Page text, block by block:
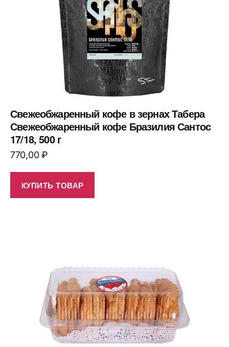
Свежеобжаренный кофе в зернах Табера
Свежеобжаренный кофе Бразилия Сантос
17/18, 500 г
770,00₽
КУПИТЬ ТОВАР